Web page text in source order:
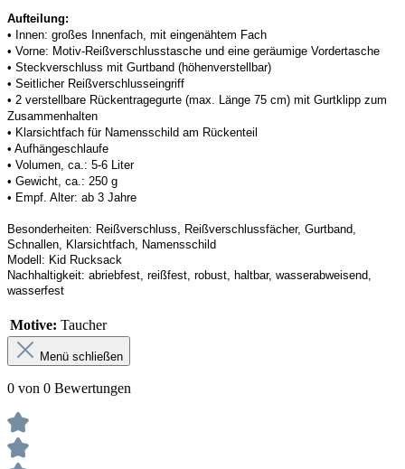
Aufteilung:
• Innen: großes Innenfach, mit eingenähtem Fach
• Vorne: Motiv-Reißverschlusstasche und eine geräumige Vordertasche
• Steckverschluss mit Gurtband (höhenverstellbar)
• Seitlicher Reißverschlusseingriff
• 2 verstellbare Rückentragegurte (max. Länge 75 cm) mit Gurtklipp zum
Zusammenhalten
• Klarsichtfach für Namensschild am Rückenteil
• Aufhängeschlaufe
• Volumen, ca.: 5-6 Liter
• Gewicht, ca.: 250 g
• Empf. Alter: ab 3 Jahre
Besonderheiten: Reißverschluss, Reißverschlussfächer, Gurtband,
Schnallen, Klarsichtfach, Namensschild
Modell: Kid Rucksack
Nachhaltigkeit: abriebfest, reißfest, robust, haltbar, wasserabweisend,
wasserfest
Motive: Taucher
Menü schließen
0 von 0 Bewertungen